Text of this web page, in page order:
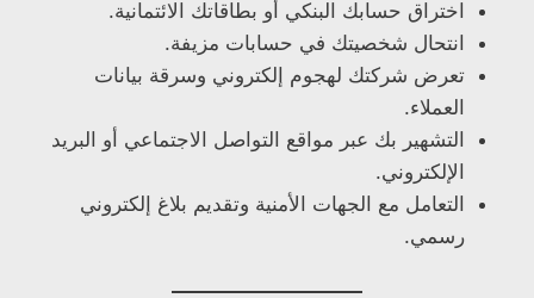
اختراق حسابك البنكي أو بطاقاتك الائتمانية.
انتحال شخصيتك في حسابات مزيفة.
تعرض شركتك لهجوم إلكتروني وسرقة بيانات
العملاء.
التشهير بك عبر مواقع التواصل الاجتماعي أو البريد
الإلكتروني.
التعامل مع الجهات الأمنية وتقديم بلاغ إلكتروني
رسمي.